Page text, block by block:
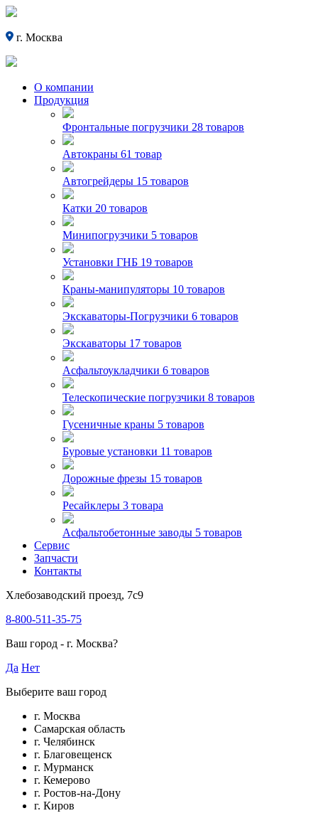
г. Москва
О компании
Продукция
Фронтальные погрузчики 28 товаров
Автокраны 61 товар
Автогрейдеры 15 товаров
Катки 20 товаров
Минипогрузчики 5 товаров
Установки ГНБ 19 товаров
Краны-манипуляторы 10 товаров
Экскаваторы-Погрузчики 6 товаров
Экскаваторы 17 товаров
Асфальтоукладчики 6 товаров
Телескопические погрузчики 8 товаров
Гусеничные краны 5 товаров
Буровые установки 11 товаров
Дорожные фрезы 15 товаров
Ресайклеры 3 товара
Асфальтобетонные заводы 5 товаров
Сервис
Запчасти
Контакты
Хлебозаводский проезд, 7с9
8-800-511-35-75
Ваш город - г. Москва?
Да Нет
Выберите ваш город
г. Москва
Самарская область
г. Челябинск
г. Благовещенск
г. Мурманск
г. Кемерово
г. Ростов-на-Дону
г. Киров